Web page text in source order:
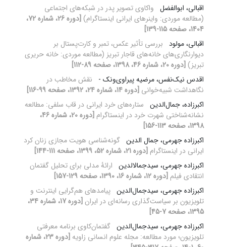
اقبالی، ابوالفضل واکاوی تصویر پدر در شبکه‌های اجتماعی
(مطالعه موردی: واینرهای ایرانی اینستاگرام)
[دوره 26، شماره 72،
1404، صفحه 115-139]
اقبالی، مولود بررسی تأثیر عکس، تمبر و کارت‌پستال بر
دیوارنگاری‌های خانه‌های قاجار تبریز (مطالعه موردی: خانه حریری
تبریز) [دوره 20، شماره 46، 1398، صفحه 89-112]
اقدس نیک‌نفس، مرضیه پیراوی‌ونک -
نقش مخاطب در
نگاهداشت شبیه‌خوانی [دوره 14، شماره 24، 1392، صفحه 99-116]
اکبرزاده، جمال‌الدین ستاره‌های خرد ایرانی در قاب سلفی: مطالعه
نشانه‌شناختی شهرت خرد در اینستاگرام
[دوره 20، شماره 46،
1398، صفحه 113-156]
اکبرزاده جهرمی، جمال الدین گونه‌شناسی هویت مجازی زنان کرد
ایرانی در اینستاگرام [دوره 21، شماره 52، 1399، صفحه 111-144]
اکبرزاده جهرمی، سیدجمال‏الدین ارائۀ مدلی برای تحلیل گفتمان
انتقادی فیلم [دوره 12، شماره 16، 1390، صفحه 129-157]
اکبرزاده جهرمی، سیدجمال‌الدین پیامدهای هم‌گرایی اینترنت و
تلویزیون بر سیاست‌گذاری رسانه‌ای در ایران
[دوره 17، شماره 34،
1395، صفحه 7-45]
اکبرزاده جهرمی، سیدجمال‌الدین گفتمان‌کاوی برنامه معرفتی
تلویزیون؛ مورد مطالعه: مجله علوم انسانی زاویه
[دوره 23، شماره